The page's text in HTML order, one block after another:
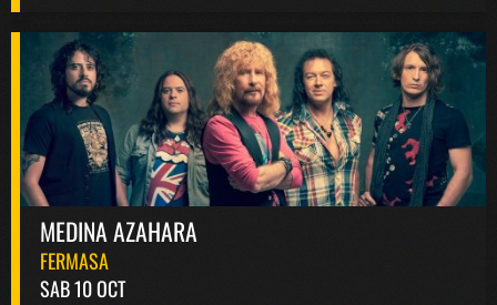
MEDINA AZAHARA
FERMASA
SAB 10 OCT